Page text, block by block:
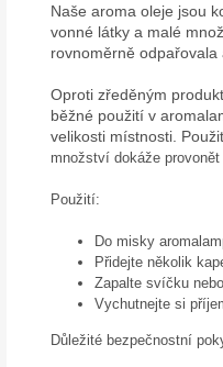
Naše aroma oleje jsou
vonné látky a malé
rovnoměrně odpařovala
Oproti zředěným
běžné použití v
velikosti místnosti.
množství dokáže provonět
Použití:
Do misky
Přidejte několik
Zapalte svíčku
Vychutnejte si
Důležité bezpečnostní